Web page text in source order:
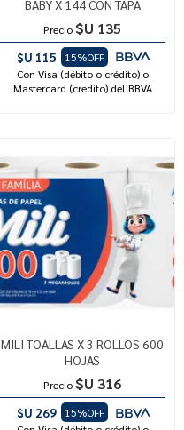
BABY X 144 CON TAPA
Precio $U 135
$U 115
15%OFF
Con Visa (débito o crédito) o
Mastercard (credito) del BBVA
MILI TOALLAS X 3 ROLLOS 600
HOJAS
Precio $U 316
$U 269
15%OFF